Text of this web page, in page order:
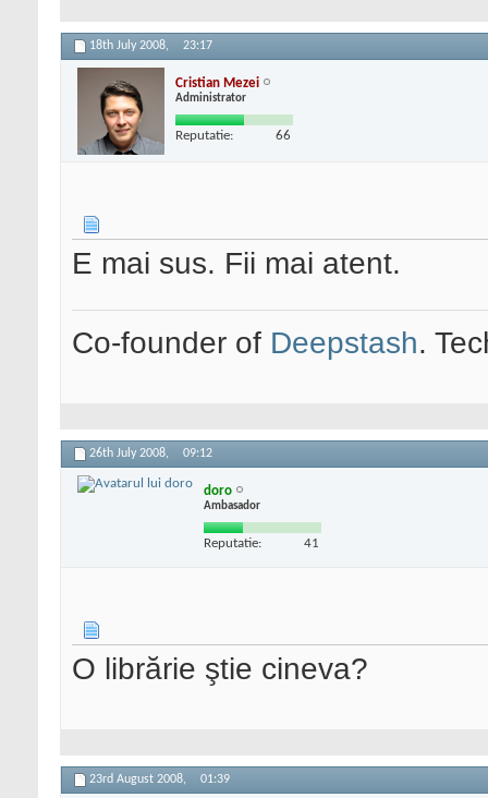
18th July 2008, 23:17
Cristian Mezei
Administrator
Reputatie: 66
E mai sus. Fii mai atent.
Co-founder of Deepstash.
26th July 2008, 09:12
doro
Ambasador
Reputatie: 41
O librărie ştie cineva?
23rd August 2008, 01:39